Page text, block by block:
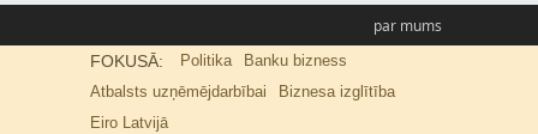
par mums
FOKUSĀ: Politika
Banku bizness
Atbalsts uzņēmējdarbībai
Biznesa izglītība
Eiro Latvijā